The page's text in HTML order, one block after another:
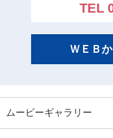
第６１回全国中学校
日本選手権水泳競
日本選手権水泳競
ジャパンオープン
大阪府室内選手権水
TEL
ＷＥＢ
ムービーギャラリー